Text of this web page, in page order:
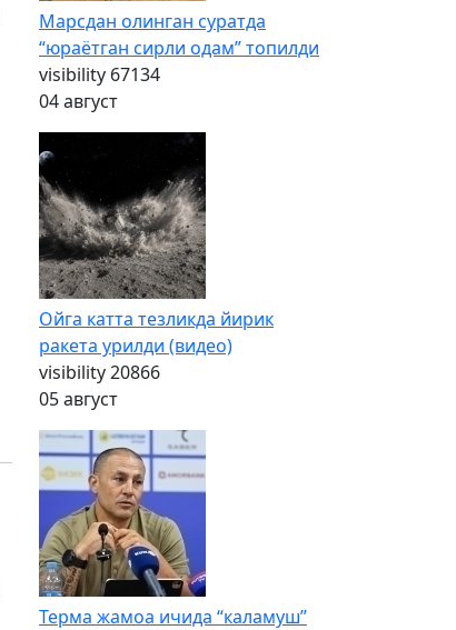
Марсдан олинган суратда
“юраётган сирли одам” топилди
visibility 67134
04 август
Ойга катта тезликда йирик
ракета урилди (видео)
visibility20866
05 август
Терма жамоа ичида “каламуш”